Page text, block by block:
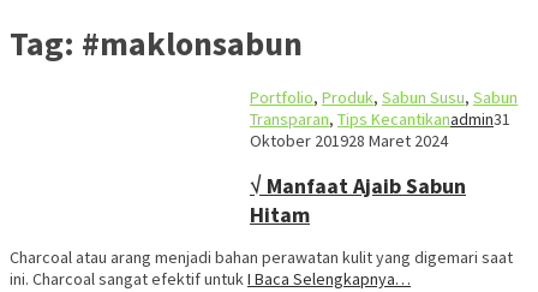
Tag: #maklonsabun
Portfolio, Produk, Sabun Susu, Sabun
Transparan, Tips Kecantikanadmin31
Oktober 201928 Maret 2024
√ Manfaat Ajaib Sabun
Hitam
Charcoal atau arang menjadi bahan perawatan kulit yang digemari saat
ini. Charcoal sangat efektif untukI Baca Selengkapnya…